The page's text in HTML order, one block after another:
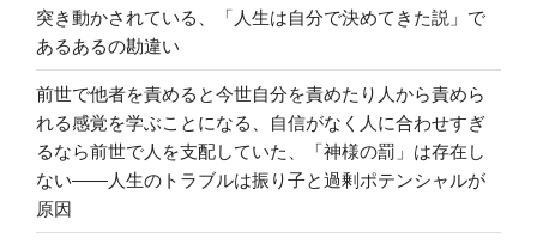
突き動かされている、「人生は自分で決めてきた説」で
あるあるの勘違い
前世で他者を責めると今世自分を責めたり人から責めら
れる感覚を学ぶことになる、自信がなく人に合わせすぎ
るなら前世で人を支配していた、「神様の罰」は存在し
ない――人生のトラブルは振り子と過剰ポテンシャルが
原因